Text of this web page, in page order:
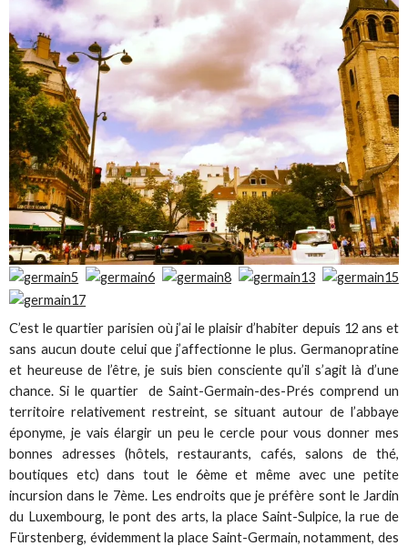
C’est le quartier parisien où j’ai le plaisir d’habiter depuis 12 ans et
sans aucun doute celui que j’affectionne le plus. Germanopratine
et heureuse de l’être, je suis bien consciente qu’il s’agit là d’une
chance. Si le quartier de Saint-Germain-des-Prés comprend un
territoire relativement restreint, se situant autour de l’abbaye
éponyme, je vais élargir un peu le cercle pour vous donner mes
bonnes adresses (hôtels, restaurants, cafés, salons de thé,
boutiques etc) dans tout le 6ème et même avec une petite
incursion dans le 7ème. Les endroits que je préfère sont le Jardin
du Luxembourg, le pont des arts, la place Saint-Sulpice, la rue de
Fürstenberg, évidemment la place Saint-Germain, notamment, des